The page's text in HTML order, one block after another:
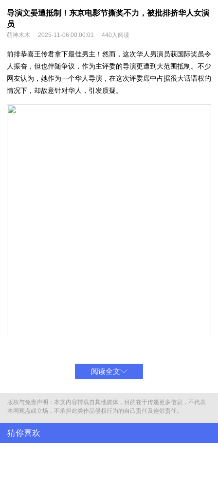
导演文晏遭抵制！东京电影节撕奖不力，被批排挤华人女演
员
萌神木木 2025-11-06 00:00:01 440人阅读
前排恭喜王传君拿下最佳男主！然而，这次华人男演员获国际奖虽令
人振奋，但也伴随争议，作为主评委的导演更遭到大范围抵制。不少
网友认为，她作为一个华人导演，在这次评委席中占据很大话语权的
情况下，却故意针对华人，引发质疑。
阅读全文
版权与免责声明：本文内容转载自其他媒体，目的在于传递更多信息，不代表
本网观点或立场，不承担此类作品侵权行为的自己责任及连带责任。
猜你喜欢